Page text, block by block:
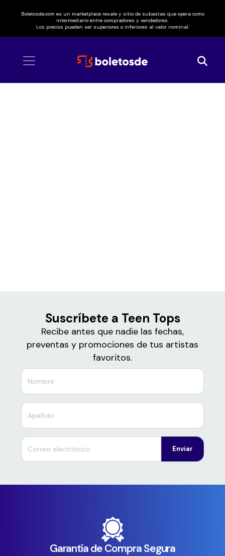
Boletosde.com es un marketplace resale y sitio de subastas que opera como
intermediario entre compradores y vendedores.
Los precios pueden ser superiores o inferiores al valor nominal.
Suscríbete a Teen Tops
Recibe antes que nadie las fechas,
preventas y promociones de tus artistas
favoritos.
Enviar
Garantía de Compra Segura